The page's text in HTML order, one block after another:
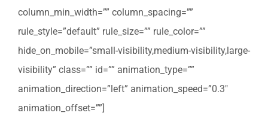
column_min_width=”” column_spacing=””
rule_style=”default” rule_size=”” rule_color=””
hide_on_mobile=”small-visibility,medium-visibility,large-
visibility” class=”” id=”” animation_type=””
animation_direction=”left” animation_speed=”0.3″
animation_offset=””]